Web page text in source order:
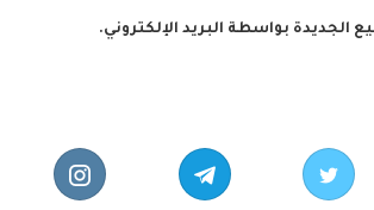
الجديدة بواسطة البريد الإلكتروني.